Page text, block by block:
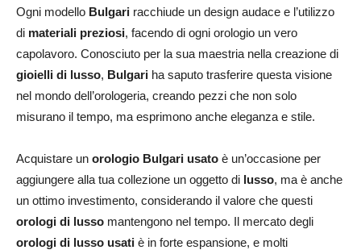
Ogni modello Bulgari racchiude un design audace e l’utilizzo
di materiali preziosi, facendo di ogni orologio un vero
capolavoro. Conosciuto per la sua maestria nella creazione di
gioielli di lusso, Bulgari ha saputo trasferire questa visione
nel mondo dell’orologeria, creando pezzi che non solo
misurano il tempo, ma esprimono anche eleganza e stile.
Acquistare un orologio Bulgari usato è un’occasione per
aggiungere alla tua collezione un oggetto di lusso, ma è anche
un ottimo investimento, considerando il valore che questi
orologi di lusso mantengono nel tempo. Il mercato degli
orologi di lusso usati è in forte espansione, e molti